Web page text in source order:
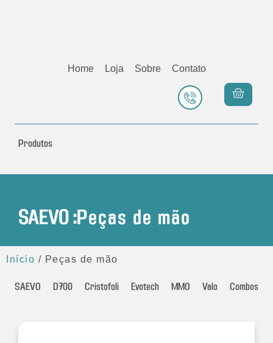
Home Loja Sobre Contato
Produtos
SAEVO :Peças de mão
Início / Peças de mão
SAEVO D700 Cristofoli Evotech MMO Valo Combos